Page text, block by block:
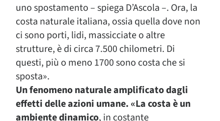
uno spostamento – spiega D’Ascola –. Ora, la
costa naturale italiana, ossia quella dove non
ci sono porti, lidi, massicciate o altre
strutture, è di circa 7.500 chilometri. Di
questi, più o meno 1700 sono costa che si
sposta».
Un fenomeno naturale amplificato dagli
effetti delle azioni umane. «La costa è un
ambiente dinamico, in costante